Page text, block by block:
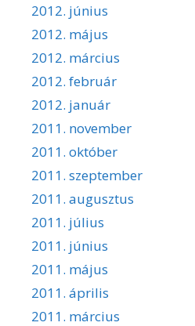
2012. június
2012. május
2012. március
2012. február
2012. január
2011. november
2011. október
2011. szeptember
2011. augusztus
2011. július
2011. június
2011. május
2011. április
2011. március